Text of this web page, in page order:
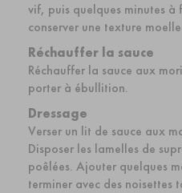
vif, puis quelques minutes
conserver une texture
Réchauffer la sauce
Réchauffer la sauce aux
porter à ébullition.
Dressage
Verser un lit de sauce aux
Disposer les lamelles de
poêlées. Ajouter quelques
terminer avec des noisettes